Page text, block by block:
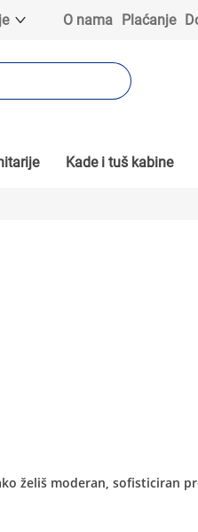
O nama Plaćanje
Kade i tuš kabine
želiš moderan, sofisticiran